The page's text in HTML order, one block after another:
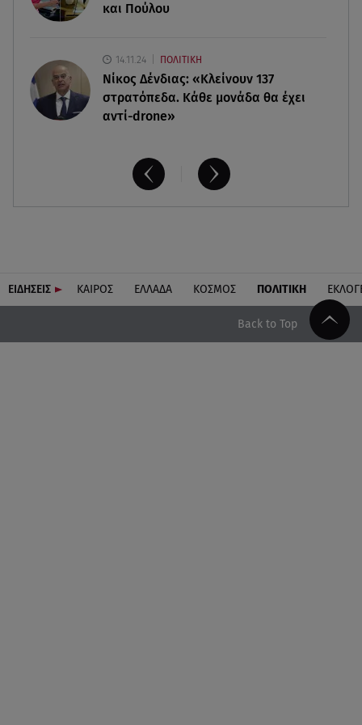
και Πούλου
14.11.24 ΠΟΛΙΤΙΚΗ
Νίκος Δένδιας: «Κλείνουν 137
στρατόπεδα. Kάθε μονάδα θα έχει
αντί-drone»
ΕΙΔΗΣΕΙΣ ΚΑΙΡΟΣ ΕΛΛΑΔΑ ΚΟΣΜΟΣ ΠΟΛΙΤΙΚΗ
Back to Top